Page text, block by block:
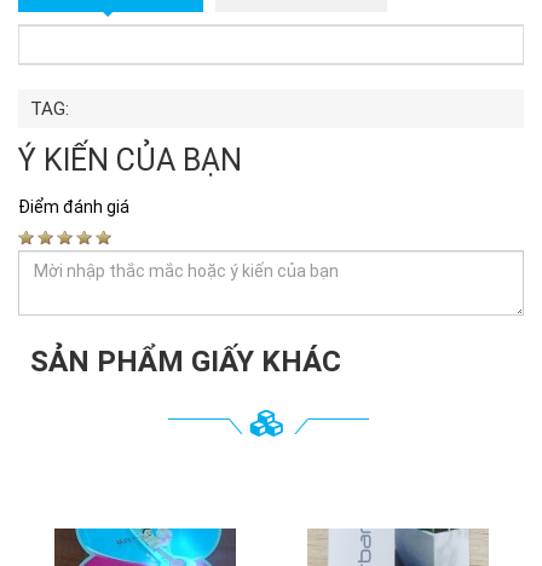
TAG:
Ý KIẾN CỦA BẠN
Điểm đánh giá
SẢN PHẨM GIẤY KHÁC